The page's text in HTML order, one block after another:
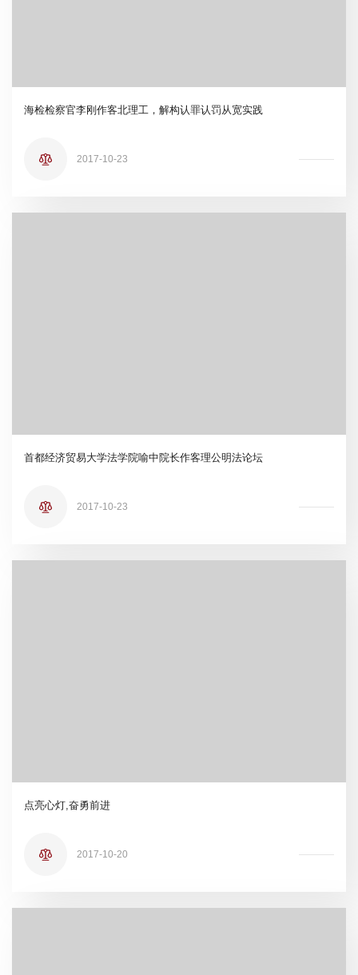
海检检察官李刚作客北理工，解构认罪认罚从宽实践
2017-10-23
首都经济贸易大学法学院喻中院长作客理公明法论坛
2017-10-23
点亮心灯,奋勇前进
2017-10-20